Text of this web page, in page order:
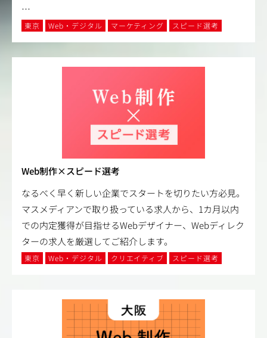
…
東京 Web・デジタル マーケティング スピード選考
Web制作×スピード選考
なるべく早く新しい企業でスタートを切りたい方必見。
マスメディアンで取り扱っている求人から、1カ月以内
での内定獲得が目指せるWebデザイナー、Webディレク
ターの求人を厳選してご紹介します。
東京 Web・デジタル クリエイティブ スピード選考